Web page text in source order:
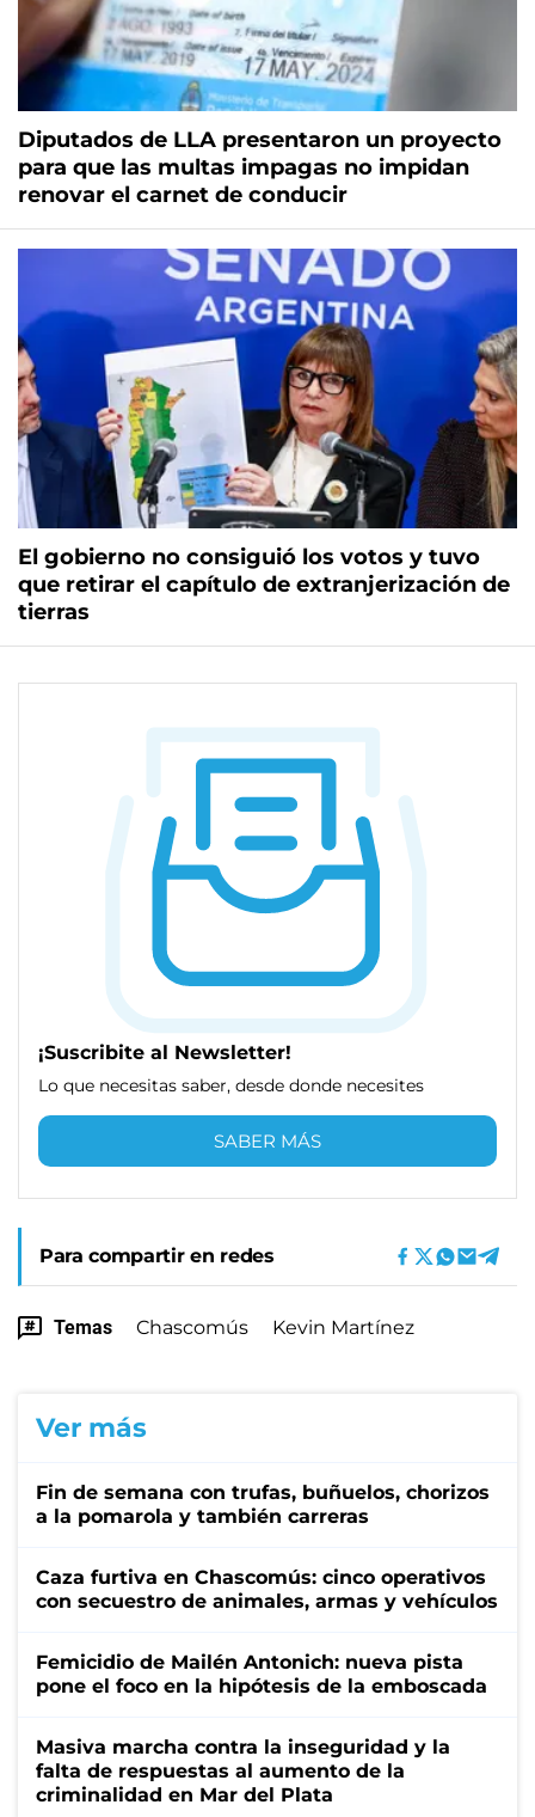
Diputados de LLA presentaron un proyecto
para que las multas impagas no impidan
renovar el carnet de conducir
El gobierno no consiguió los votos y tuvo
que retirar el capítulo de extranjerización de
tierras
¡Suscribite al Newsletter!
Lo que necesitas saber, desde donde necesites
SABER MÁS
Para compartir en redes
Temas Chascomús Kevin Martínez
Ver más
Fin de semana con trufas, buñuelos, chorizos
a la pomarola y también carreras
Caza furtiva en Chascomús: cinco operativos
con secuestro de animales, armas y vehículos
Femicidio de Mailén Antonich: nueva pista
pone el foco en la hipótesis de la emboscada
Masiva marcha contra la inseguridad y la
falta de respuestas al aumento de la
criminalidad en Mar del Plata